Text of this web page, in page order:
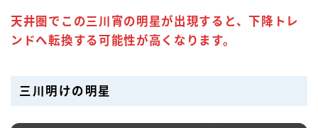
天井圏でこの三川宵の明星が出現すると、下降トレ
ンドへ転換する可能性が高くなります。
三川明けの明星